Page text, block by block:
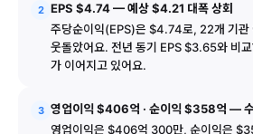
2 EPS $4.74 — 예상 $4.21 대폭 상회
주당순이익(EPS)은 $4.74로, 22개 기
웃돌았어요. 전년 동기 EPS $3.65와 비
가 이어지고 있어요.
3 영업이익 $406억 · 순이익 $358억 —
영업이익은 $406억 300만, 순이익은